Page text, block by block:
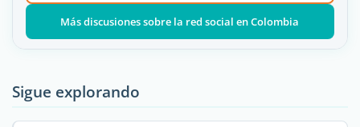
Más discusiones sobre la red social en Colombia
Sigue explorando